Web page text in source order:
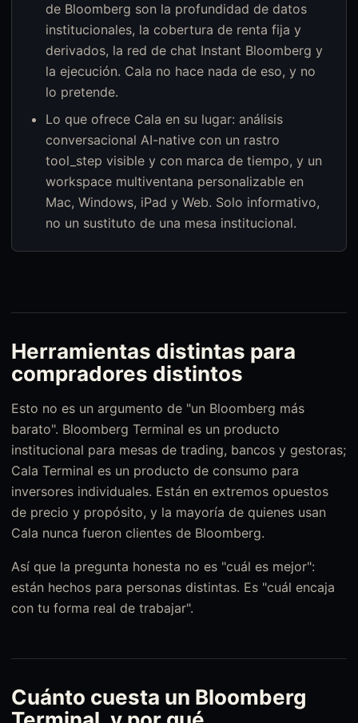
de Bloomberg son la profundidad de datos
institucionales, la cobertura de renta fija y
derivados, la red de chat Instant Bloomberg y
la ejecución. Cala no hace nada de eso, y no
lo pretende.
Lo que ofrece Cala en su lugar: análisis
conversacional AI-native con un rastro
tool_step visible y con marca de tiempo, y un
workspace multiventana personalizable en
Mac, Windows, iPad y Web. Solo informativo,
no un sustituto de una mesa institucional.
Herramientas distintas para
compradores distintos
Esto no es un argumento de "un Bloomberg más
barato". Bloomberg Terminal es un producto
institucional para mesas de trading, bancos y gestoras;
Cala Terminal es un producto de consumo para
inversores individuales. Están en extremos opuestos
de precio y propósito, y la mayoría de quienes usan
Cala nunca fueron clientes de Bloomberg.
Así que la pregunta honesta no es "cuál es mejor":
están hechos para personas distintas. Es "cuál encaja
con tu forma real de trabajar".
Cuánto cuesta un Bloomberg